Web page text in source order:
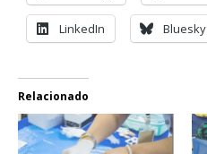
LinkedIn Bluesky
Relacionado